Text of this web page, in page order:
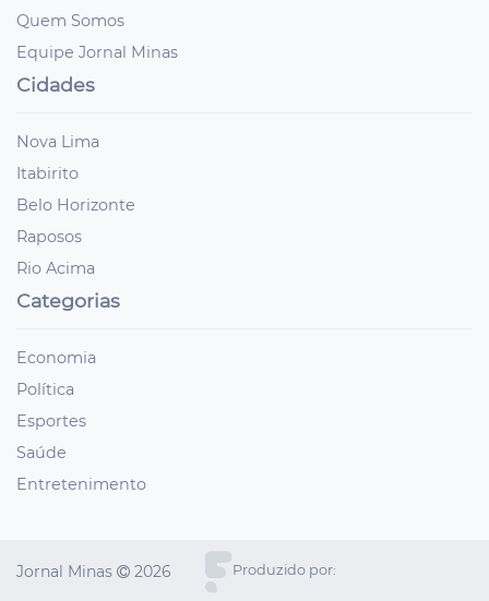
Quem Somos
Equipe Jornal Minas
Cidades
Nova Lima
Itabirito
Belo Horizonte
Raposos
Rio Acima
Categorias
Economia
Política
Esportes
Saúde
Entretenimento
Jornal Minas 2026 Produzido por: